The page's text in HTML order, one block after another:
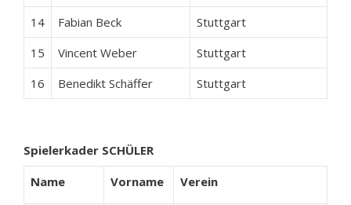
14
Fabian Beck
Stuttgart
15
Vincent Weber
Stuttgart
16
Benedikt Schäffer Stuttgart
Spielerkader SCHÜLER
Name
Vorname Verein